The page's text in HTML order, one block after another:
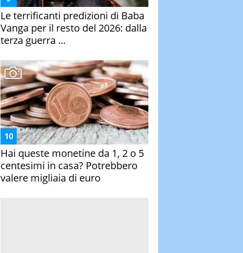
Le terrificanti predizioni di Baba
Vanga per il resto del 2026: dalla
terza guerra ...
Hai queste monetine da 1, 2 o 5
centesimi in casa? Potrebbero
valere migliaia di euro